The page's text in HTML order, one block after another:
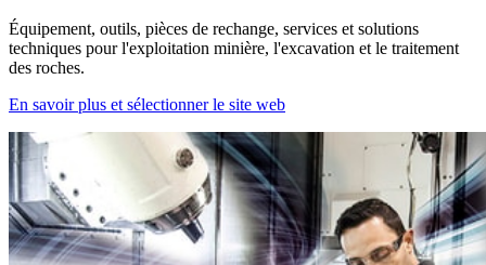
Équipement, outils, pièces de rechange, services et solutions
techniques pour l'exploitation minière, l'excavation et le traitement
des roches.
En savoir plus et sélectionner le site web